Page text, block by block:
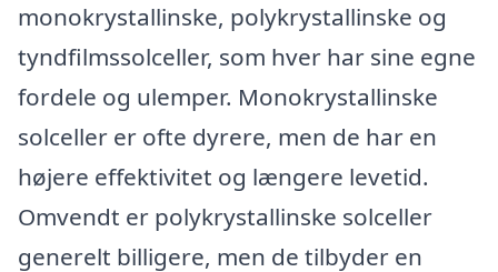
monokrystallinske, polykrystallinske og
tyndfilmssolceller, som hver har sine egne
fordele og ulemper. Monokrystallinske
solceller er ofte dyrere, men de har en
højere effektivitet og længere levetid.
Omvendt er polykrystallinske solceller
generelt billigere, men de tilbyder en